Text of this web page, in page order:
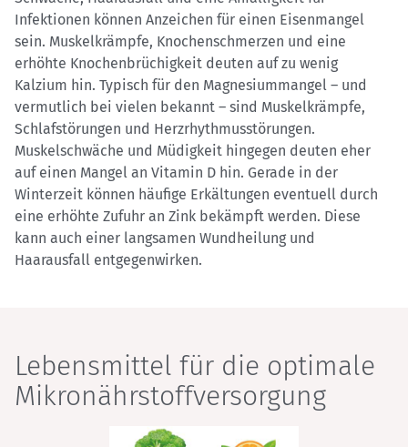
Infektionen können Anzeichen für einen Eisenmangel
sein. Muskelkrämpfe, Knochenschmerzen und eine
erhöhte Knochenbrüchigkeit deuten auf zu wenig
Kalzium hin. Typisch für den Magnesiummangel – und
vermutlich bei vielen bekannt – sind Muskelkrämpfe,
Schlafstörungen und Herzrhythmusstörungen.
Muskelschwäche und Müdigkeit hingegen deuten eher
auf einen Mangel an Vitamin D hin. Gerade in der
Winterzeit können häufige Erkältungen eventuell durch
eine erhöhte Zufuhr an Zink bekämpft werden. Diese
kann auch einer langsamen Wundheilung und
Haarausfall entgegenwirken.
Lebensmittel für die optimale
Mikronährstoffversorgung